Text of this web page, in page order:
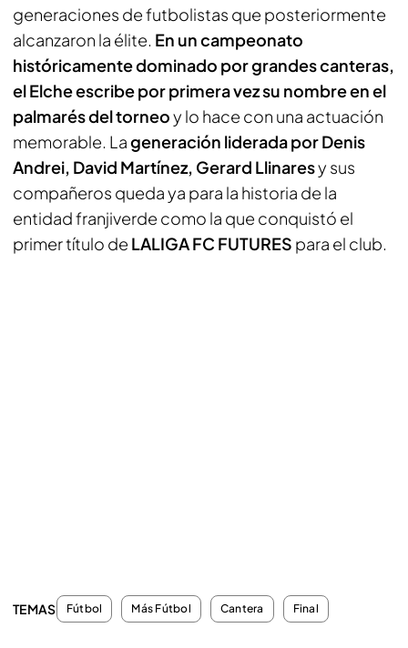
generaciones de futbolistas que posteriormente
alcanzaron la élite. En un campeonato
históricamente dominado por grandes canteras,
el Elche escribe por primera vez su nombre en el
palmarés del torneoy lo hace con una actuación
memorable. Lageneración liderada por Denis
Andrei, David Martínez, Gerard Llinaresy sus
compañeros queda ya para la historia de la
entidad franjiverde como la que conquistó el
primer título de LALIGA FC FUTURES para el club.
TEMAS Fútbol Más Fútbol Cantera Final